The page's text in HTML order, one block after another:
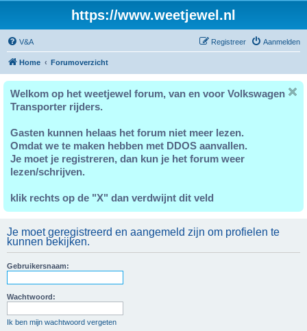
https://www.weetjewel.nl
V&A Aanmelden
Registreer
Home Forumoverzicht
Welkom op het weetjewel forum, van en voor Volkswagen
Transporter rijders.
Gasten kunnen helaas het forum niet meer lezen.
Omdat we te maken hebben met DDOS aanvallen.
Je moet je registreren, dan kun je het forum weer
lezen/schrijven.
klik rechts op de "X" dan verdwijnt dit veld
Je moet geregistreerd en aangemeld zijn om profielen te
kunnen bekijken.
Gebruikersnaam:
Wachtwoord:
Ik ben mijn wachtwoord vergeten